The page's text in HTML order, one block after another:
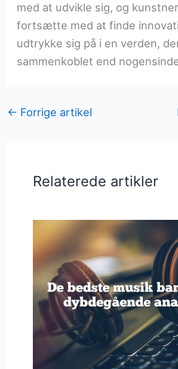
med at udvikle sig, og
fortsætte med at finde
udtrykke sig på i en verden,
sammenkoblet end
← Forrige artikel
Relaterede artikler